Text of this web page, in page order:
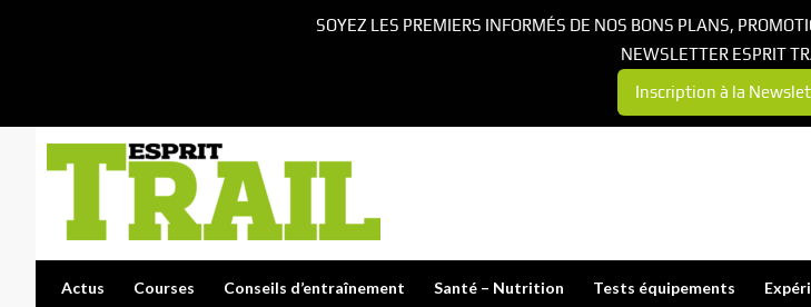
Actus Courses Conseils d’entraînement Santé – Nutrition Tests équipements
SOYEZ LES PREMIERS INFORMÉS DE NOS BONS PLANS,
NEWSLETTER ESPRIT
Inscription à la